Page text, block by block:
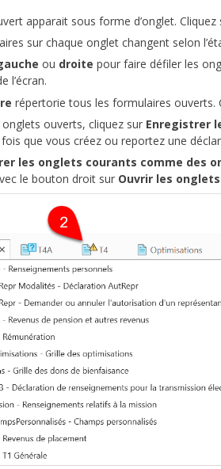
apparait sous forme d’onglet.
sur chaque onglet changent selon
ou droite pour faire défiler les
l’écran.
répertorie tous les formulaires ouverts.
ouverts, cliquez sur Enregistrer
que vous créez ou reportez une
les onglets courants comme des
le bouton droit sur Ouvrir les